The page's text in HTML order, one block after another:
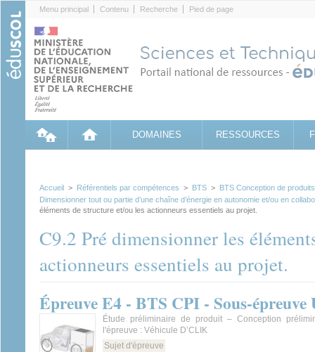
Menu principal Contenu Recherche Pied de page
DOMAINES RESSOURCES
Accueil > Référentiels par compétences > BTS > BTS Conception de
Dimensionner tout ou partie d’une chaîne d’énergie en autonomie et/ou en
éléments de structure et/ou les actionneurs essentiels au projet.
C9.2 Pré dimensionner les
actionneurs essentiels au projet.
Épreuve E4 - BTS CPI - Sous-
Étude préliminaire de produit – Conception
l'épreuve : Véhicule D’CLIK
Sujet d'épreuve